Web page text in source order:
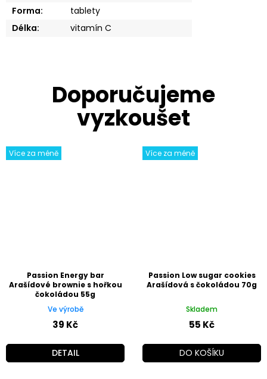
Více za méně
Passion Energy bar
Arašídové brownie s hořkou
čokoládou 55g
Ve výrobě
39 Kč
DETAIL
Více za méně
Passion Low sugar cookies
Arašídová s čokoládou 70g
Skladem
55 Kč
DO KOŠÍKU
Forma:
tablety
Délka: vitamín C